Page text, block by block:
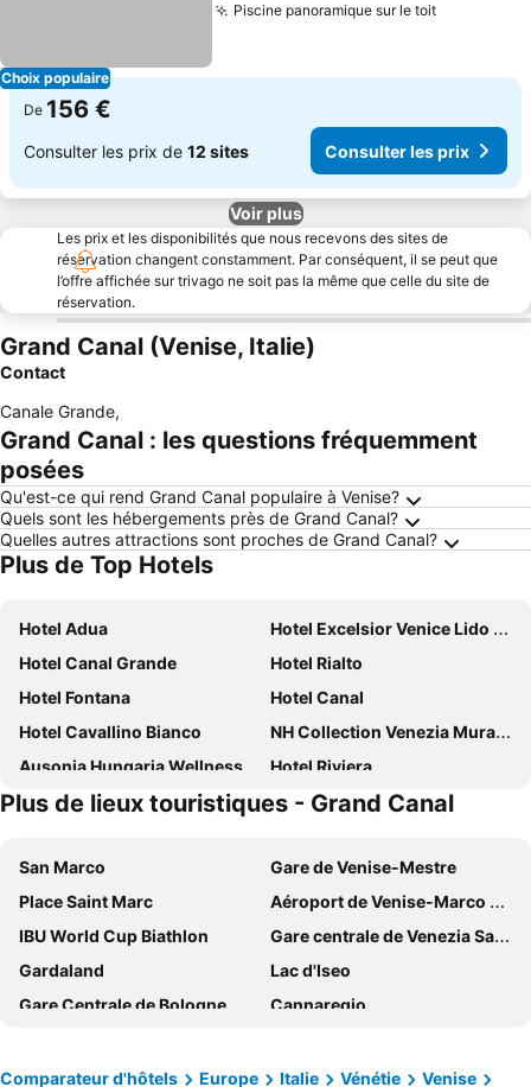
Choix populaire
Piscine panoramique sur le toitConsulter
De 156 €
Consulter les prix de 12 sites Consulter les prix
Voir plus
Les prix et les disponibilités que nous recevons des sites de
réservation changent constamment. Par conséquent, il se peut que
l’offre affichée sur trivago ne soit pas la même que celle du site de
réservation.
Grand Canal (Venise, Italie)
Contact
Canale Grande,
Grand Canal : les questions fréquemment
posées
Qu'est-ce qui rend Grand Canal populaire à Venise?
Quels sont les hébergements près de Grand Canal?
Quelles autres attractions sont proches de Grand Canal?
Plus de Top Hotels
Hotel Adua
Hotel Excelsior Venice Lido Resort
Hotel Canal Grande
Hotel Rialto
Hotel Fontana
Hotel Canal
Hotel Cavallino Bianco
NH Collection Venezia Murano Villa
Ausonia Hungaria Wellness & Lifestyle
Hotel Riviera
The Green Park Hotel
Hilton Molino Stucky Venice
Domus Ciliota
Villa Tiziana Hotel
The Gritti Palace, a Luxury Collection Hotel, Venice
Hotel Le Boulevard
Hotel Monaco & Grand Canal
Hotel & Residence Venezia 2000
Hotel Plaza Venice
Hotel Principe
Hyatt Centric Murano Venice
International Hotel
San Lio Tourist House
Alle Guglie Boutique Hotel
Plus de lieux touristiques - Grand Canal
San Marco
Gare de Venise-Mestre
Place Saint Marc
Aéroport de Venise-Marco Polo
IBU World Cup Biathlon
Gare centrale de Venezia Santa Lucia
Gardaland
Lac d'Iseo
Gare Centrale de Bologne
Cannaregio
Dolomites
Ljubljana Castle
Comparateur d'hôtels Europe Italie Vénétie
Venise